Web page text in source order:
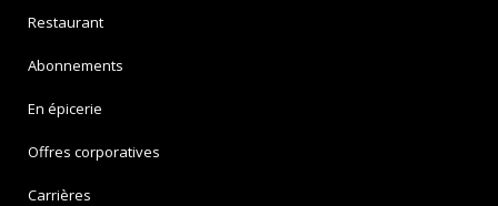
Restaurant
Abonnements
En épicerie
Offres corporatives
Carrières